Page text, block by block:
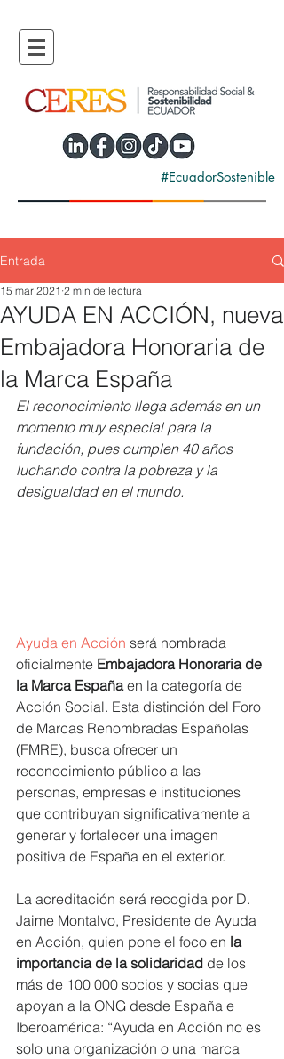
#EcuadorSostenible
Entrada
AYUDA EN ACCIÓN, nueva
Embajadora Honoraria de
la Marca España
15 mar 2021 2 min de lectura
El reconocimiento llega además en un
momento muy especial para la
fundación, pues cumplen 40 años
luchando contra la pobreza y la
desigualdad en el mundo.
Ayuda en Acción será nombrada
oficialmente Embajadora Honoraria de
la Marca España en la categoría de
Acción Social. Esta distinción del Foro
de Marcas Renombradas Españolas
(FMRE), busca ofrecer un
reconocimiento público a las
personas, empresas e instituciones
que contribuyan significativamente a
generar y fortalecer una imagen
positiva de España en el exterior.
La acreditación será recogida por D.
Jaime Montalvo, Presidente de Ayuda
en Acción, quien pone el foco en la
importancia de la solidaridad de los
más de 100 000 socios y socias que
apoyan a la ONG desde España e
Iberoamérica: “Ayuda en Acción no es
solo una organización o una marca